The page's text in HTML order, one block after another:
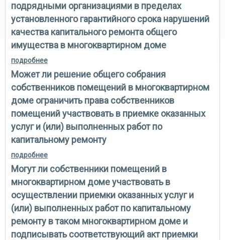
подрядными организациями в пределах
установленного гарантийного срока нарушений
качества капитального ремонта общего
имущества в многоквартирном доме
подробнее
многоквартирном доме за устранением
подрядными организациями в пределах
установленного гарантийного срока нарушений
качества капитального ремонта общего имущества
в многоквартирном доме
Может ли решение общего собрания
собственников помещений в многоквартирном
доме ограничить права собственников
помещений участвовать в приемке оказанных
услуг и (или) выполненных работ по
капитальному ремонту
подробнее
собственников помещений в многоквартирном доме
ограничить права собственников помещений
участвовать в приемке оказанных услуг и (или)
выполненных работ по капитальному ремонту
Могут ли собственники помещений в
многоквартирном доме участвовать в
осуществлении приемки оказанных услуг и
(или) выполненных работ по капитальному
ремонту в таком многоквартирном доме и
подписывать соответствующий акт приемки